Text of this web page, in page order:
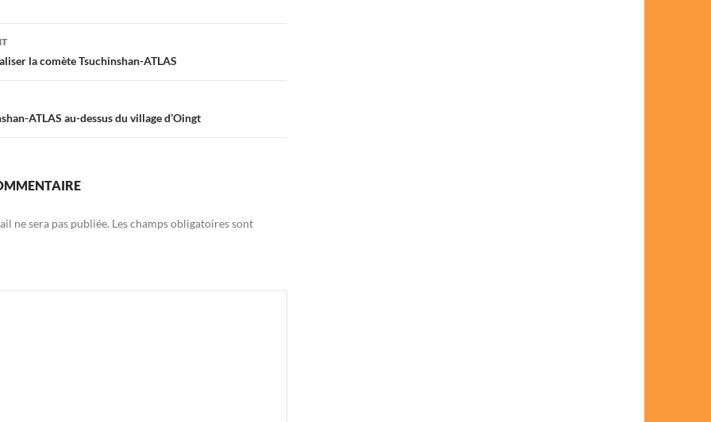
la comète Tsuchinshan-ATLAS
ATLAS au-dessus du village d’Oingt
ne sera pas publiée. Les champs obligatoires sont